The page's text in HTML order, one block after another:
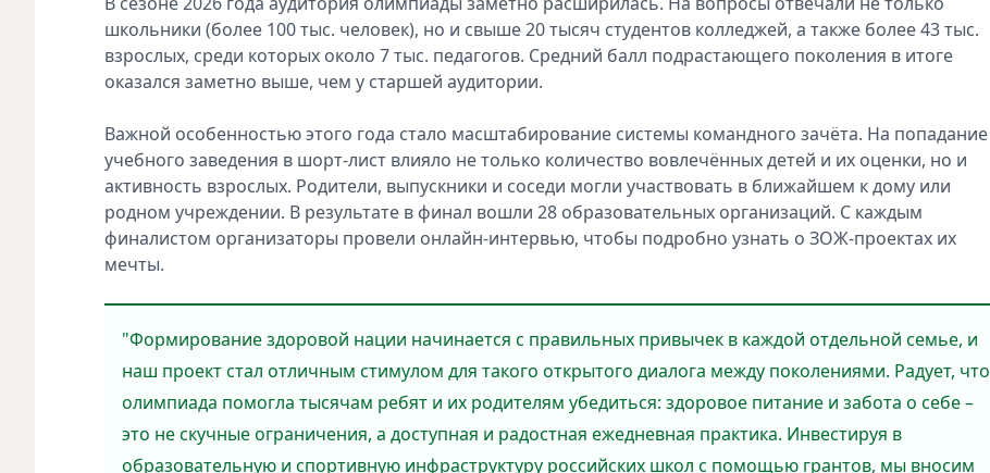
школьники (более 100 тыс. человек), но и свыше 20 тысяч студентов колледжей, а также более 43 тыс.
взрослых, среди которых около 7 тыс. педагогов. Средний балл подрастающего поколения в итоге
оказался заметно выше, чем у старшей аудитории.
Важной особенностью этого года стало масштабирование системы командного зачёта. На попадание
учебного заведения в шорт-лист влияло не только количество вовлечённых детей и их оценки, но и
активность взрослых. Родители, выпускники и соседи могли участвовать в ближайшем к дому или
родном учреждении. В результате в финал вошли 28 образовательных организаций. С каждым
финалистом организаторы провели онлайн-интервью, чтобы подробно узнать о ЗОЖ-проектах их
мечты.
"Формирование здоровой нации начинается с правильных привычек в каждой отдельной семье, и
наш проект стал отличным стимулом для такого открытого диалога между поколениями. Радует, что
олимпиада помогла тысячам ребят и их родителям убедиться: здоровое питание и забота о себе –
это не скучные ограничения, а доступная и радостная ежедневная практика. Инвестируя в
образовательную и спортивную инфраструктуру российских школ с помощью грантов, мы вносим